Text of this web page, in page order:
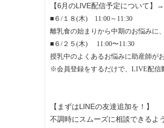
【6月のLIVE配信予定について】
■６/１８(木) 11:00～11:30
離乳食の始まりから中期のお悩みに
■６/２５(木) 11:00〜11:30
授乳中のよくあるお悩みに助産師が
※会員登録をするだけで、LIVE配信
【まずはLINEの友達追加を！】
不調時にスムーズに相談できる